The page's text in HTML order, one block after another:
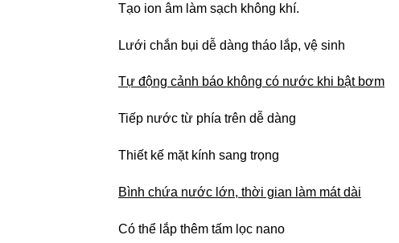
Tạo ion âm làm sạch không khí.
Lưới chắn bụi dễ dàng tháo lắp, vệ sinh
Tự động cảnh báo không có nước khi bật bơm
Tiếp nước từ phía trên dễ dàng
Thiết kế mặt kính sang trọng
Bình chứa nước lớn, thời gian làm mát dài
Có thể lắp thêm tấm lọc nano